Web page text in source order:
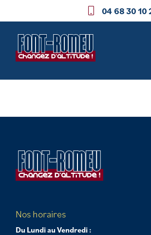
04 68 30 10
Nos horaires
Du Lundi au Vendredi :